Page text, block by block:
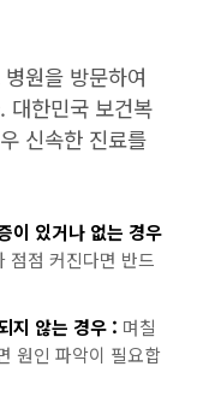
원을 방문하여
대한민국 보건복
신속한 진료를
이 있거나 없는 경우
점점 커진다면 반드
지 않는 경우 : 며칠
원인 파악이 필요합